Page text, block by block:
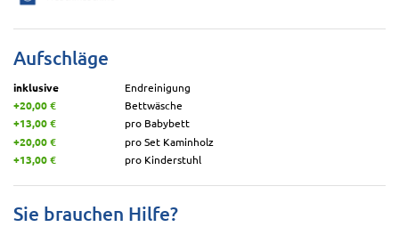
Aufschläge
inklusive
Endreinigung
+20,00 €
Bettwäsche
+13,00 €
pro Babybett
+20,00 €
pro Set Kaminholz
+13,00 €
pro Kinderstuhl
Sie brauchen Hilfe?